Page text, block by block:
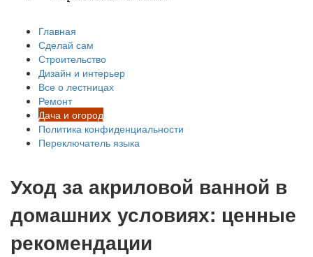
Главная
Сделай сам
Строительство
Дизайн и интерьер
Все о лестницах
Ремонт
Дача и огород
Политика конфиденциальности
Переключатель языка
Уход за акриловой ванной в
домашних условиях: ценные
рекомендации